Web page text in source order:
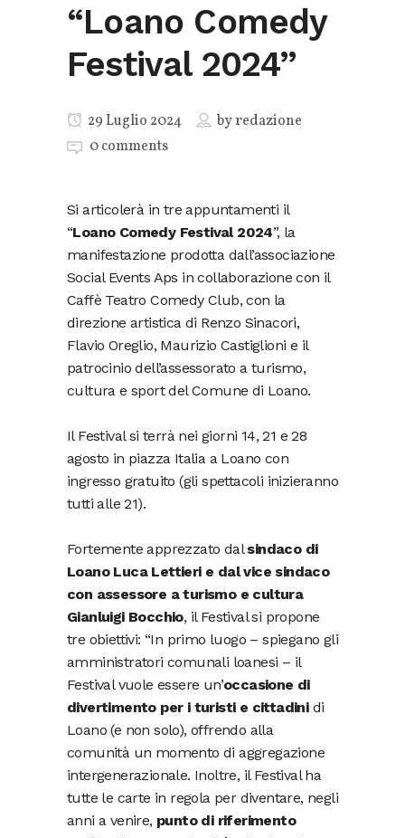
“Loano Comedy
Festival 2024”
29 Luglio 2024 byredazione
0 comments
Si articolerà in tre appuntamenti il
“Loano Comedy Festival 2024”, la
manifestazione prodotta dall’associazione
Social Events Aps in collaborazione con il
Caffè Teatro Comedy Club, con la
direzione artistica di Renzo Sinacori,
Flavio Oreglio, Maurizio Castiglioni e il
patrocinio dell’assessorato a turismo,
cultura e sport del Comune di Loano.
Il Festival si terrà nei giorni 14, 21 e 28
agosto in piazza Italia a Loano con
ingresso gratuito (gli spettacoli inizieranno
tutti alle 21).
Fortemente apprezzato dalsindaco di
Loano Luca Lettieri e dal vice sindaco
con assessore a turismo e cultura
Gianluigi Bocchio, il Festival si propone
tre obiettivi: “In primo luogo – spiegano gli
amministratori comunali loanesi – il
Festival vuole essere un’occasione di
divertimento per i turisti e cittadinidi
Loano (e non solo), offrendo alla
comunità un momento di aggregazione
intergenerazionale. Inoltre, il Festival ha
tutte le carte in regola per diventare, negli
anni a venire, punto di riferimento